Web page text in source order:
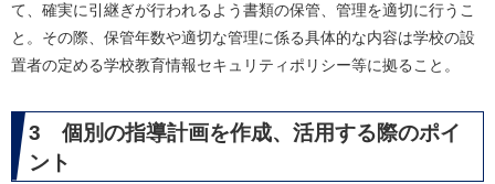
て、確実に引継ぎが行われるよう書類の保管、管理を適切に行うこ
と。その際、保管年数や適切な管理に係る具体的な内容は学校の設
置者の定める学校教育情報セキュリティポリシー等に拠ること。
3 個別の指導計画を作成、活用する際のポイ
ント